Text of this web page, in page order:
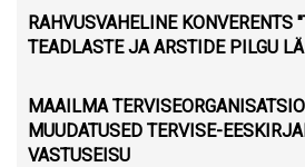
RAHVUSVAHELINE KONVERENTS
TEADLASTE JA ARSTIDE PILGU
MAAILMA
MUUDATUSED TERVISE-
VASTUSEISU